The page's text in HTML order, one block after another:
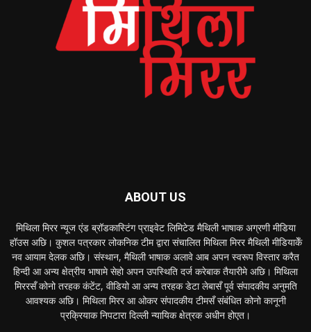
ABOUT US
मिथिला मिरर न्यूज एंड ब्रॉडकास्टिंग प्राइवेट लिमिटेड मैथिली भाषाक अग्रणी मीडिया
हॉउस अछि। कुशल पत्रकार लोकनिक टीम द्वारा संचालित मिथिला मिरर मैथिली मीडियाकेँ
नव आयाम देलक अछि। संस्थान, मैथिली भाषाक अलावे आब अपन स्वरूप विस्तार करैत
हिन्दी आ अन्य क्षेत्रीय भाषामे सेहो अपन उपस्थिति दर्ज करेबाक तैयारीमे अछि। मिथिला
मिररसँ कोनो तरहक कंटेंट, वीडियो आ अन्य तरहक डेटा लेबासँ पूर्व संपादकीय अनुमति
आवश्यक अछि। मिथिला मिरर आ ओकर संपादकीय टीमसँ संबंधित कोनो कानूनी
प्रक्रियाक निपटारा दिल्ली न्यायिक क्षेत्रक अधीन होएत।